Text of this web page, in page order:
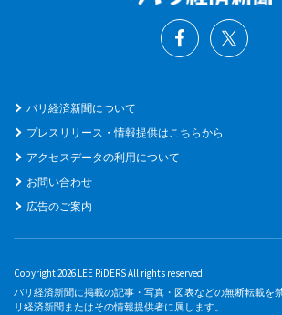
バリ経済新聞について
プレスリリース・情報提供はこちらから
アクセスデータの利用について
お問い合わせ
広告のご案内
Copyright 2026 LEE RiDERS All rights reserved.
バリ経済新聞に掲載の記事・写真・図表などの無断転載を
リ経済新聞またはその情報提供者に属します。